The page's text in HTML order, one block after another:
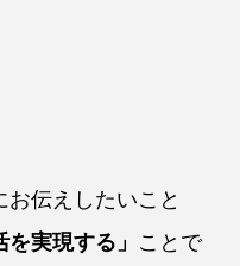
伝えしたいこと
実現する」 ことで